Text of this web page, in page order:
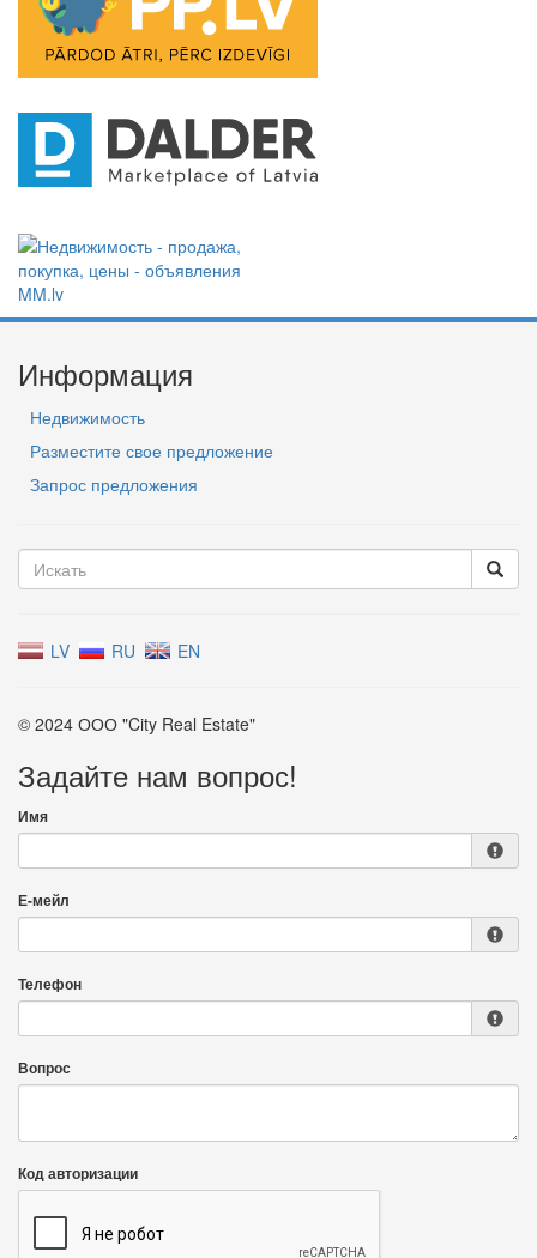
Информация
Недвижимость
Разместите свое предложение
Запрос предложения
LV RU EN
© 2024 ООО "City Real Estate"
Задайте нам вопрос!
Имя
Е-мейл
Телефон
Вопрос
Код авторизации